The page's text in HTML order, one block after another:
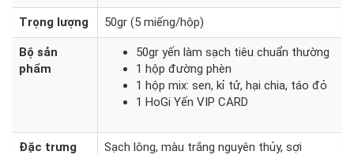
Trọng lượng 50gr (5 miếng/hộp)
Bộ sản
phẩm
50gr yến làm sạch tiêu chuẩn thường
1 hộp đường phèn
1 hộp mix: sen, kỉ tử, hại chia, táo đỏ
1 HoGi Yến VIP CARD
Đặc trưng
Sạch lông, màu trắng nguyên thủy, sợi